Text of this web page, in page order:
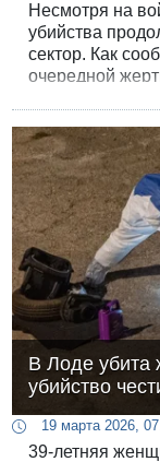
Несмотря на
убийства
сектор. Как
очередной
В Лоде убита
убийство
19 марта 2026,
39-летняя